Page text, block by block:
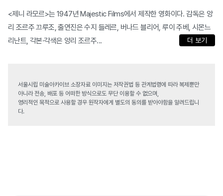
<제니 라모르>는 1947년 Majestic Films에서 제작한 영화이다. 감독은 앙
리 조르주 끄루조, 출연진은 수지 들레르, 버나드 블리어, 루이 주베, 시몬느
리난트, 각본·각색은 앙리 조르주...
더 보기
서울시립 미술아카이브 소장자료 이미지는 저작권법 등 관계법령에 따라 복제뿐만
아니라 전송, 배포 등 어떠한 방식으로도 무단 이용할 수 없으며,
영리적인 목적으로 사용할 경우 원작자에게 별도의 동의를 받아야함을 알려드립니
다.